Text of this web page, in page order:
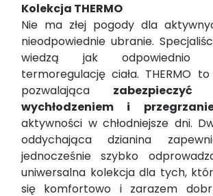
Kolekcja THERMO
Nie ma złej pogody dla
nieodpowiednie ubranie.
wiedzą jak
termoregulację ciała. THERMO
pozwalająca zabezpieczyć
wychłodzeniem i
aktywności w chłodniejsze dni.
oddychająca dzianina
jednocześnie szybko
uniwersalna kolekcja dla tych,
się komfortowo i zarazem